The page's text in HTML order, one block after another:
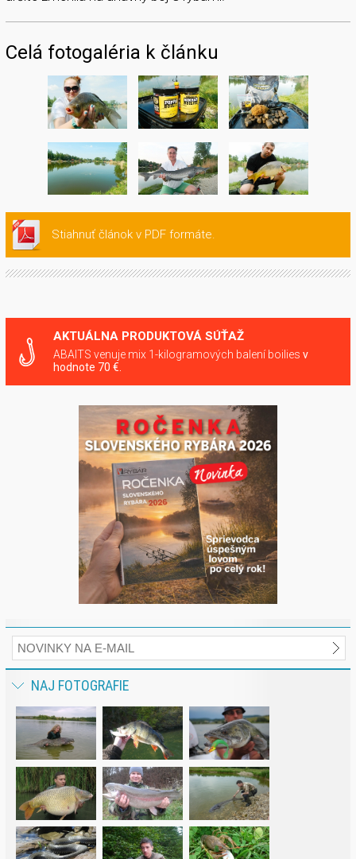
Celá fotogaléria k článku
Stiahnuť článok v PDF formáte.
AKTUÁLNA PRODUKTOVÁ SÚŤAŽ
ABAITS venuje mix 1-kilogramových balení boilies v
hodnote 70 €.
NAJ FOTOGRAFIE